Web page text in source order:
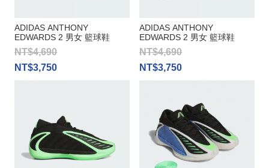
ADIDAS ANTHONY
EDWARDS 2 男女 籃球鞋
NT$4,690
NT$3,750
ADIDAS ANTHONY
EDWARDS 2 男女 籃球鞋
NT$4,690
NT$3,750